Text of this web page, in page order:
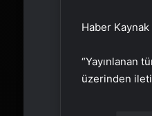
Haber Kaynak
“Yayınlanan
üzerinden